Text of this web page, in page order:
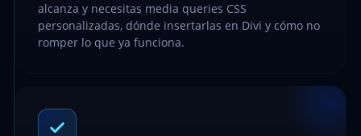
alcanza y necesitas media queries CSS
personalizadas, dónde insertarlas en Divi y cómo no
romper lo que ya funciona.